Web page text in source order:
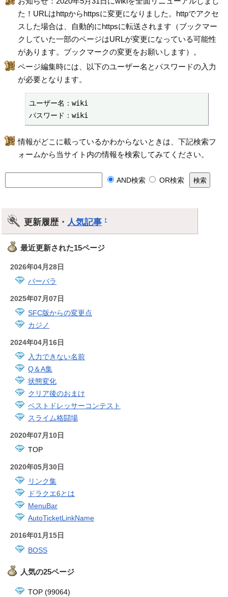
た！URLはhttpからhttpsに変更になりました。httpでアクセ
スした場合は、自動的にhttpsに転送されます（ブックマー
クしていた一部のページはURLが変更になっている可能性
があります。ブックマークの変更をお願いします）。
ページ編集時には、以下のユーザー名とパスワードの入力
が必要となります。
ユーザー名：wiki
パスワード：wiki
情報がどこに載っているかわからないときは、下記検索フ
ォームから当サイト内の情報を検索してみてください。
AND検索 OR検索
更新履歴・ 人気記事 †
最近更新された15ページ
2026年04月28日
バーバラ
2025年07月07日
SFC版からの変更点
カジノ
2024年04月16日
入力できない名前
Q＆A集
状態変化
クリア後のおまけ
ベストドレッサーコンテスト
スライム格闘場
2020年07月10日
TOP
2020年05月30日
リンク集
ドラクエ6とは
MenuBar
AutoTicketLinkName
2016年01月15日
BOSS
人気の25ページ
TOP (99064)